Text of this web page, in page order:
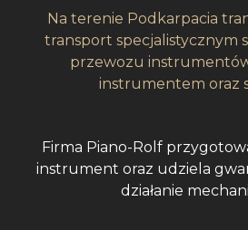
Na terenie Podkarpacia
transport specjalistycznym
przewozu
instrumentem oraz
Firma Piano-Rolf
instrument oraz udziela
działanie